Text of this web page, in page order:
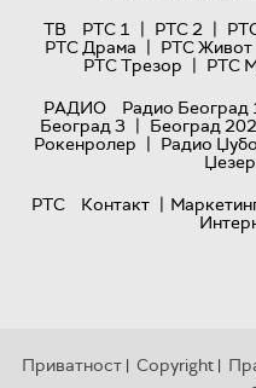
ТВ
РТС 1 | РТС 2 |
РТС Драма | РТС Живот
РТС Трезор | РТС
РАДИО
Радио Београд
Београд 3 | Београд 202
Рокенролер | Радио
Џезер
РТС
Контакт |
Приватност | Copyright |